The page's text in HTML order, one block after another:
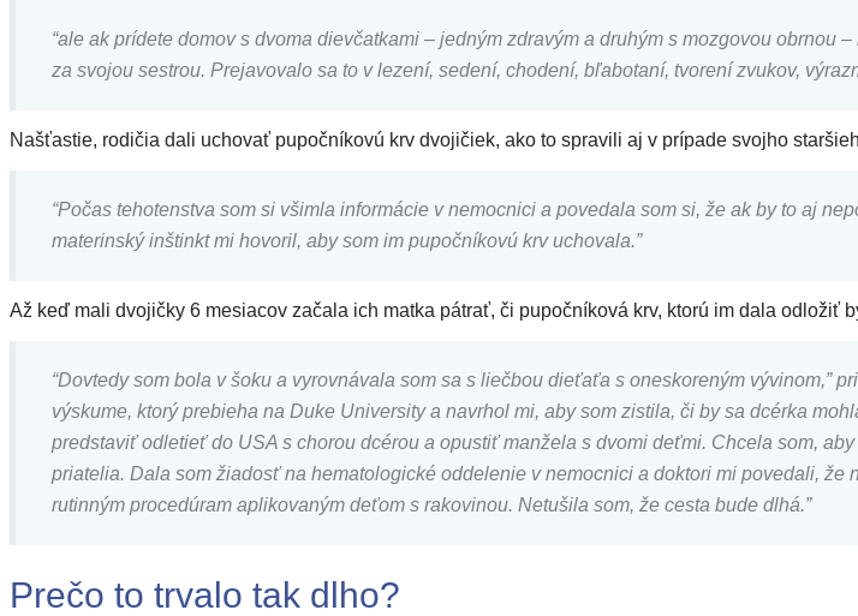
“ale ak prídete domov s dvoma dievčatkami – jedným zdravým a druhým s mozgovou
za svojou sestrou. Prejavovalo sa to v lezení, sedení, chodení, bľabotaní, tvorení zvukov,
Našťastie, rodičia dali uchovať pupočníkovú krv dvojičiek, ako to spravili aj v prípade svojho
“Počas tehotenstva som si všimla informácie v nemocnici a povedala som si, že ak by to aj
materinský inštinkt mi hovoril, aby som im pupočníkovú krv uchovala.”
Až keď mali dvojičky 6 mesiacov začala ich matka pátrať, či pupočníková krv, ktorú im dala odložiť
“Dovtedy som bola v šoku a vyrovnávala som sa s liečbou dieťaťa s oneskoreným vývinom,”
výskume, ktorý prebieha na Duke University a navrhol mi, aby som zistila, či by sa dcérka
predstaviť odletieť do USA s chorou dcérou a opustiť manžela s dvomi deťmi. Chcela som,
priatelia. Dala som žiadosť na hematologické oddelenie v nemocnici a doktori mi povedali,
rutinným procedúram aplikovaným deťom s rakovinou. Netušila som, že cesta bude dlhá.”
Prečo to trvalo tak dlho?